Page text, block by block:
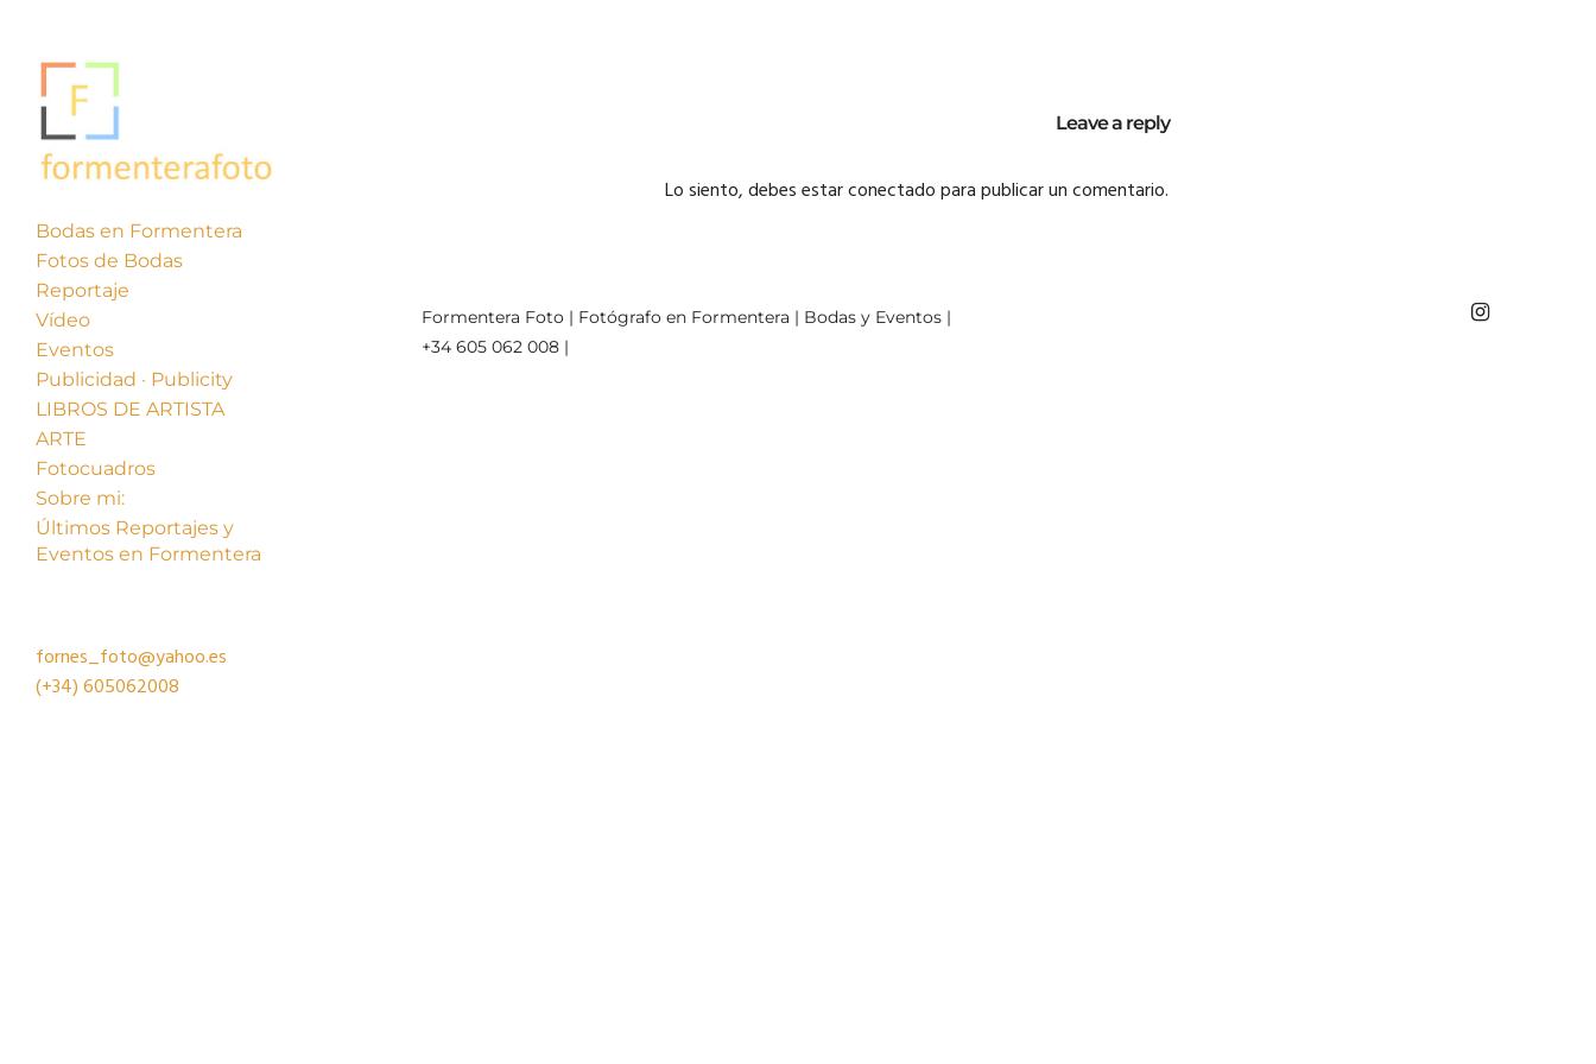
Bodas en Formentera
Fotos de Bodas
Reportaje
Vídeo
Eventos
Publicidad · Publicity
LIBROS DE ARTISTA
ARTE
Fotocuadros
Sobre mi:
Últimos Reportajes y
Eventos en Formentera
fornes_foto@yahoo.es
(+34)605062008
Leave a reply
Lo siento, debes estarconectadopara publicar un comentario.
Formentera Foto | Fotógrafo en Formentera | Bodas y Eventos |
+34 605 062 008 |